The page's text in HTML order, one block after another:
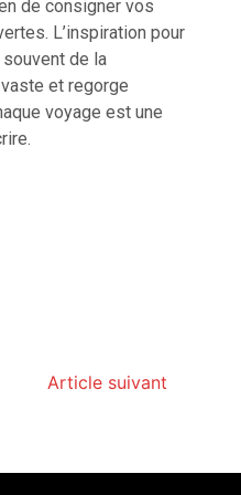
de consigner vos
L’inspiration pour
souvent de la
et regorge
voyage est une
Article suivant